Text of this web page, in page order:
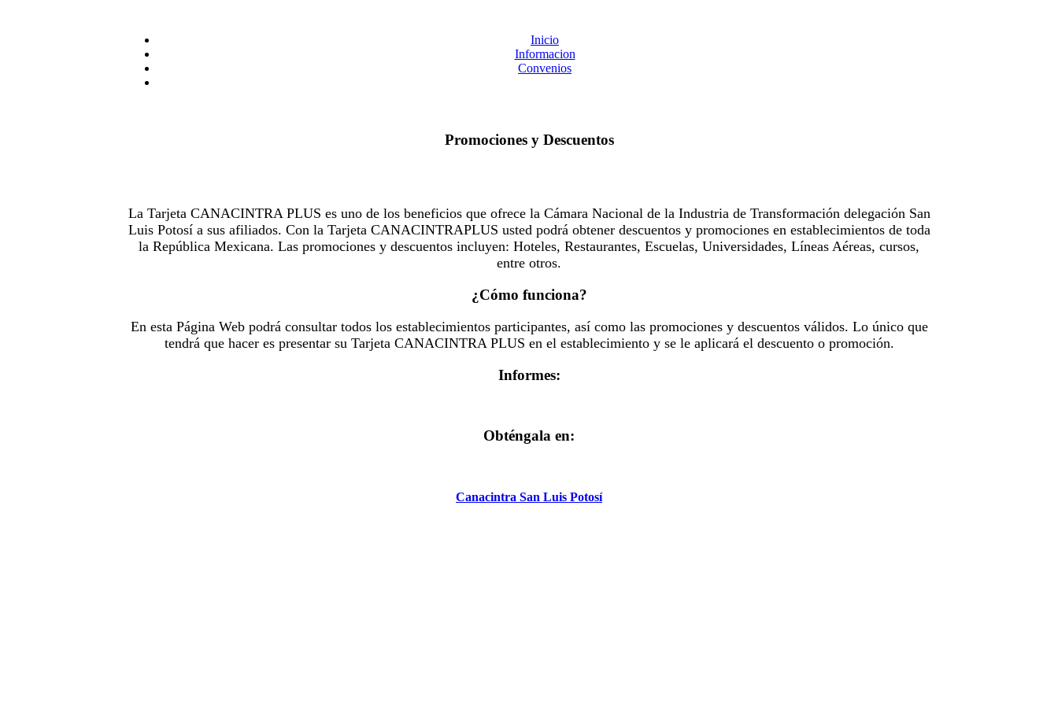
Inicio
Informacion
Convenios
Promociones y Descuentos
La Tarjeta CANACINTRA PLUS es uno de los beneficios que ofrece la Cámara Nacional de la Industria de Transformación delegación San
Luis Potosí a sus afiliados. Con la Tarjeta CANACINTRAPLUS usted podrá obtener descuentos y promociones en establecimientos de toda
la República Mexicana. Las promociones y descuentos incluyen: Hoteles, Restaurantes, Escuelas, Universidades, Líneas Aéreas, cursos,
entre otros.
¿Cómo funciona?
En esta Página Web podrá consultar todos los establecimientos participantes, así como las promociones y descuentos válidos. Lo único que
tendrá que hacer es presentar su Tarjeta CANACINTRA PLUS en el establecimiento y se le aplicará el descuento o promoción.
Informes:
Obténgala en:
Canacintra San Luis Potosí